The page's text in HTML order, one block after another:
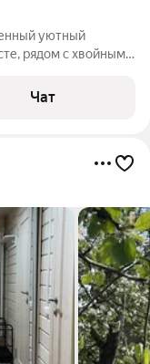
уютный
рядом с хвойным
террасу, с/у с
Чат